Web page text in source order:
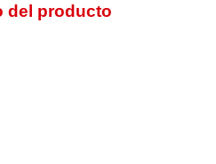
del producto